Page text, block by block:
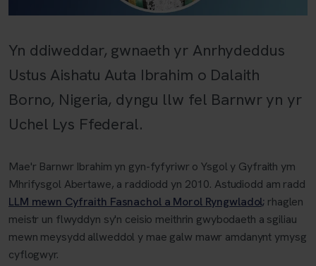
Yn ddiweddar, gwnaeth yr Anrhydeddus
Ustus Aishatu Auta Ibrahim o Dalaith
Borno, Nigeria, dyngu llw fel Barnwr yn yr
Uchel Lys Ffederal.
Mae'r Barnwr Ibrahim yn gyn-fyfyriwr o Ysgol y Gyfraith ym
Mhrifysgol Abertawe, a raddiodd yn 2010. Astudiodd am radd
LLM mewn Cyfraith Fasnachol a Morol Ryngwladol; rhaglen
meistr un flwyddyn sy'n ceisio meithrin gwybodaeth a sgiliau
mewn meysydd allweddol y mae galw mawr amdanynt ymysg
cyflogwyr.